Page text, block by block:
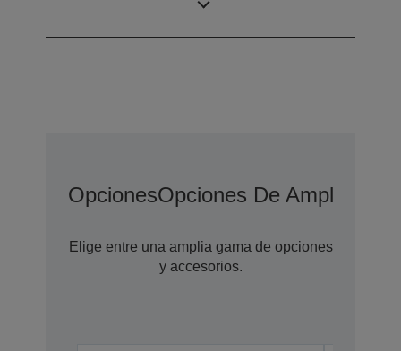
OpcionesOpciones De Ampliación
Elige entre una amplia gama de opciones
y accesorios.